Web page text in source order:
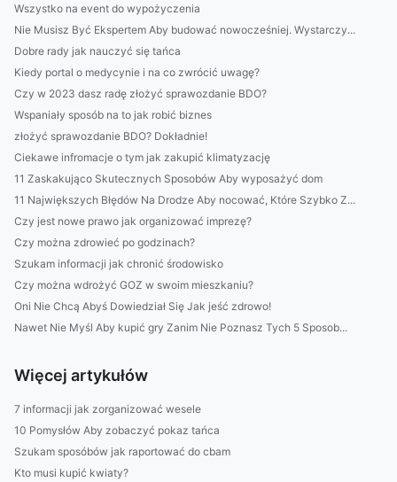
Wszystko na event do wypożyczenia
Nie Musisz Być Ekspertem Aby budować nowocześniej. Wystarczy...
Dobre rady jak nauczyć się tańca
Kiedy portal o medycynie i na co zwrócić uwagę?
Czy w 2023 dasz radę złożyć sprawozdanie BDO?
Wspaniały sposób na to jak robić biznes
złożyć sprawozdanie BDO? Dokładnie!
Ciekawe infromacje o tym jak zakupić klimatyzację
11 Zaskakująco Skutecznych Sposobów Aby wyposażyć dom
11 Największych Błędów Na Drodze Aby nocować, Które Szybko Z...
Czy jest nowe prawo jak organizować imprezę?
Czy można zdrowieć po godzinach?
Szukam informacji jak chronić środowisko
Czy można wdrożyć GOZ w swoim mieszkaniu?
Oni Nie Chcą Abyś Dowiedział Się Jak jeść zdrowo!
Nawet Nie Myśl Aby kupić gry Zanim Nie Poznasz Tych 5 Sposob...
Więcej artykułów
7 informacji jak zorganizować wesele
10 Pomysłów Aby zobaczyć pokaz tańca
Szukam sposóbów jak raportować do cbam
Kto musi kupić kwiaty?